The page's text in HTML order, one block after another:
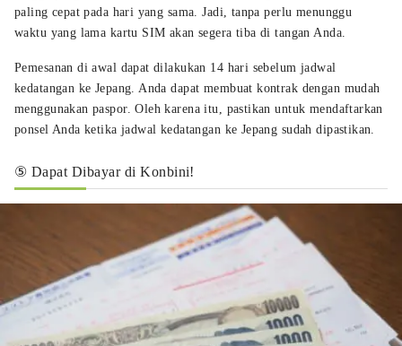
paling cepat pada hari yang sama. Jadi, tanpa perlu menunggu
waktu yang lama kartu SIM akan segera tiba di tangan Anda.
Pemesanan di awal dapat dilakukan 14 hari sebelum jadwal
kedatangan ke Jepang. Anda dapat membuat kontrak dengan mudah
menggunakan paspor. Oleh karena itu, pastikan untuk mendaftarkan
ponsel Anda ketika jadwal kedatangan ke Jepang sudah dipastikan.
⑤ Dapat Dibayar di Konbini!